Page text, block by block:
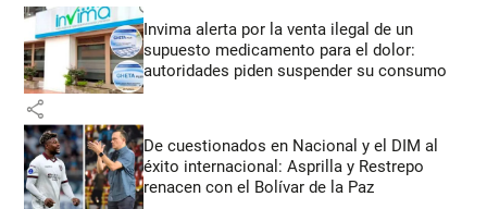
Invima alerta por la venta ilegal de un
supuesto medicamento para el dolor:
autoridades piden suspender su consumo
share
De cuestionados en Nacional y el DIM al
éxito internacional: Asprilla y Restrepo
renacen con el Bolívar de la Paz